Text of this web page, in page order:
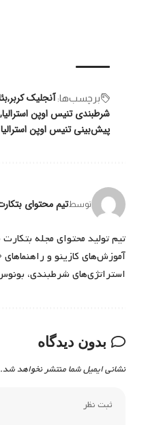
برچسب‌‌ها: آنجلیک کربر
شرطبندی تنیس اوپن استرالیا
پیش‌بینی تنیس اوپن استرالیا
توسطتیم محتوای
تیم تولید محتوای مجله
آموزش‌های کازینو و
استراتژی‌های شرطبندی،
بدون دیدگاه
نشانی ایمیل شما منتشر نخواهد شد.